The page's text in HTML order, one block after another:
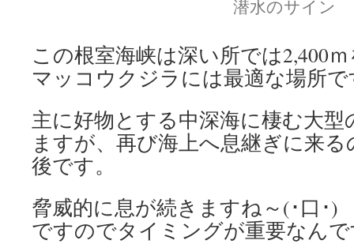
潜水のサイン
この根室海峡は深い所では2,400
マッコウクジラには最適な場所で
主に好物とする中深海に棲む大
ますが、再び海上へ息継ぎに来る
後です。
脅威的に息が続きますね～(･口･)
ですのでタイミングが重要なん